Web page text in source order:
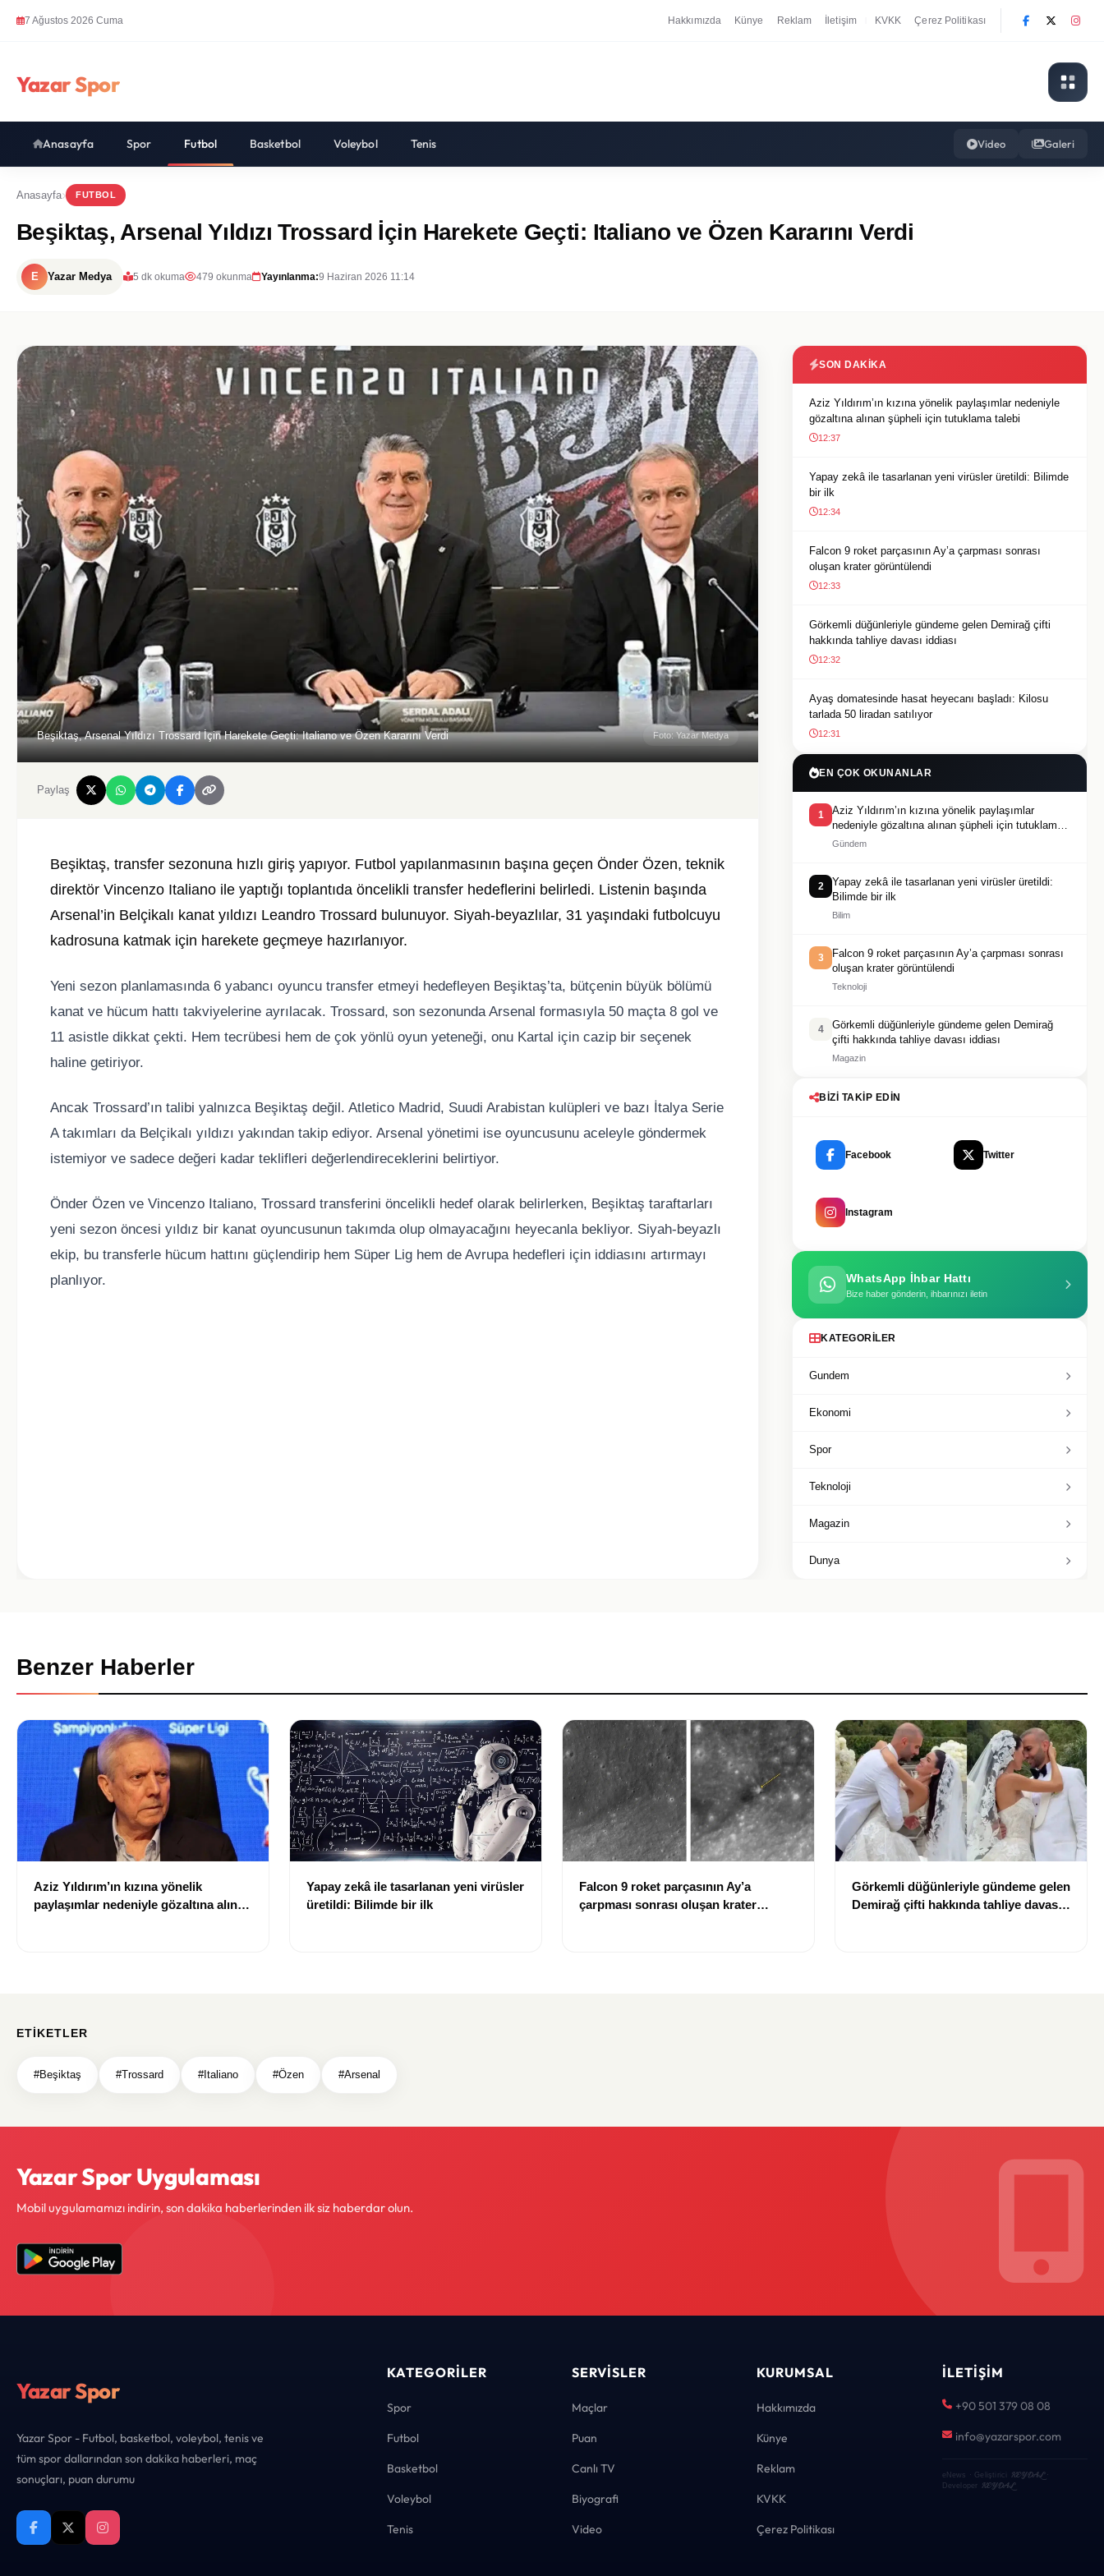
7 Ağustos 2026 Cuma Hakkımızda Künye Reklam İletişim KVKK Çerez Politikası
Yazar Spor
Anasayfa Spor Futbol Basketbol Voleybol Tenis Video Galeri
Anasayfa FUTBOL
Beşiktaş, Arsenal Yıldızı Trossard İçin Harekete Geçti: Italiano ve Özen Kararını Verdi
E Yazar Medya 5 dk okuma 479 okunma Yayınlanma:9 Haziran 2026 11:14
Beşiktaş, Arsenal Yıldızı Trossard İçin Harekete Geçti: Italiano ve Özen Kararını Verdi Foto: Yazar Medya
Paylaş
Beşiktaş, transfer sezonuna hızlı giriş yapıyor. Futbol yapılanmasının başına geçen Önder Özen, teknik
direktör Vincenzo Italiano ile yaptığı toplantıda öncelikli transfer hedeflerini belirledi. Listenin başında
Arsenal’in Belçikalı kanat yıldızı Leandro Trossard bulunuyor. Siyah-beyazlılar, 31 yaşındaki futbolcuyu
kadrosuna katmak için harekete geçmeye hazırlanıyor.
Yeni sezon planlamasında 6 yabancı oyuncu transfer etmeyi hedefleyen Beşiktaş’ta, bütçenin büyük bölümü
kanat ve hücum hattı takviyelerine ayrılacak. Trossard, son sezonunda Arsenal formasıyla 50 maçta 8 gol ve
11 asistle dikkat çekti. Hem tecrübesi hem de çok yönlü oyun yeteneği, onu Kartal için cazip bir seçenek
haline getiriyor.
Ancak Trossard’ın talibi yalnızca Beşiktaş değil. Atletico Madrid, Suudi Arabistan kulüpleri ve bazı İtalya Serie
A takımları da Belçikalı yıldızı yakından takip ediyor. Arsenal yönetimi ise oyuncusunu aceleyle göndermek
istemiyor ve sadece değeri kadar teklifleri değerlendireceklerini belirtiyor.
Önder Özen ve Vincenzo Italiano, Trossard transferini öncelikli hedef olarak belirlerken, Beşiktaş taraftarları
yeni sezon öncesi yıldız bir kanat oyuncusunun takımda olup olmayacağını heyecanla bekliyor. Siyah-beyazlı
ekip, bu transferle hücum hattını güçlendirip hem Süper Lig hem de Avrupa hedefleri için iddiasını artırmayı
planlıyor.
SON DAKIKA
Aziz Yıldırım’ın kızına yönelik paylaşımlar nedeniyle
gözaltına alınan şüpheli için tutuklama talebi
12:37
Yapay zekâ ile tasarlanan yeni virüsler üretildi: Bilimde
bir ilk
12:34
Falcon 9 roket parçasının Ay’a çarpması sonrası
oluşan krater görüntülendi
12:33
Görkemli düğünleriyle gündeme gelen Demirağ çifti
hakkında tahliye davası iddiası
12:32
Ayaş domatesinde hasat heyecanı başladı: Kilosu
tarlada 50 liradan satılıyor
12:31
EN ÇOK OKUNANLAR
1
Aziz Yıldırım’ın kızına yönelik paylaşımlar
nedeniyle gözaltına alınan şüpheli için tutuklama
talebi
Gündem
2
Yapay zekâ ile tasarlanan yeni virüsler üretildi:
Bilimde bir ilk
Bilim
3
Falcon 9 roket parçasının Ay’a çarpması sonrası
oluşan krater görüntülendi
Teknoloji
4
Görkemli düğünleriyle gündeme gelen Demirağ
çifti hakkında tahliye davası iddiası
Magazin
BIZI TAKIP EDIN
Facebook Twitter
Instagram
WhatsApp İhbar Hattı
Bize haber gönderin, ihbarınızı iletin
KATEGORILER
Gundem
Ekonomi
Spor
Teknoloji
Magazin
Dunya
Benzer Haberler
Aziz Yıldırım’ın kızına yönelik
paylaşımlar nedeniyle gözaltına alınan
Yapay zekâ ile tasarlanan yeni virüsler
üretildi: Bilimde bir ilk
Falcon 9 roket parçasının Ay’a
çarpması sonrası oluşan krater
Görkemli düğünleriyle gündeme gelen
Demirağ çifti hakkında tahliye davası
ETIKETLER
#Beşiktaş #Trossard #Italiano #Özen #Arsenal
Yazar Spor Uygulaması
Mobil uygulamamızı indirin, son dakika haberlerinden ilk siz haberdar olun.
Yazar Spor
Yazar Spor - Futbol, basketbol, voleybol, tenis ve
tüm spor dallarından son dakika haberleri, maç
sonuçları, puan durumu
KATEGORILER
Spor
Futbol
Basketbol
Voleybol
Tenis
SERVISLER
Maçlar
Puan
Canlı TV
Biyografi
Video
KURUMSAL
Hakkımızda
Künye
Reklam
KVKK
Çerez Politikası
İLETIŞIM
+90 501 379 08 08
info@yazarspor.com
eNews · Geliştirici KEYDAL·
Developer KEYDAL